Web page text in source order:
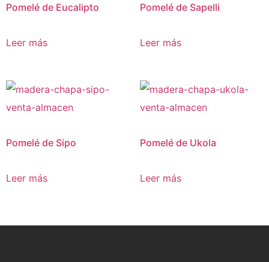
Pomelé de Eucalipto
Leer más
Pomelé de Sapelli
Leer más
Pomelé de Sipo
Leer más
Pomelé de Ukola
Leer más